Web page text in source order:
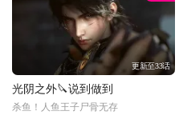
更新至33话
光阴之外🔪说到做到
杀鱼！人鱼王子尸骨无存